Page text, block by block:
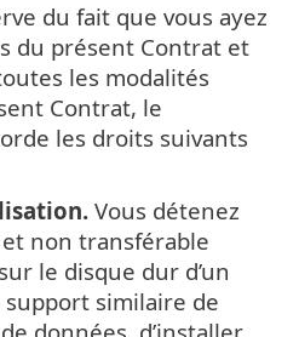
du fait que vous ayez
du présent Contrat et
les modalités
Contrat, le
les droits suivants
Vous détenez
non transférable
le disque dur d’un
similaire de